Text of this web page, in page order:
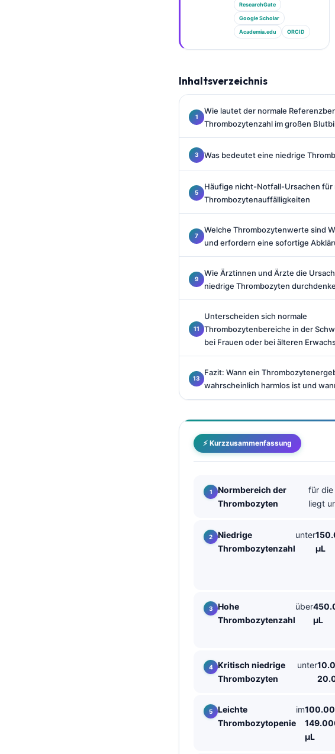
ResearchGate
Google Scholar
Academia.edu ORCID
Inhaltsverzeichnis
Wie lautet der normale
Thrombozytenzahl im großen
Was bedeutet eine niedrige
Häufige nicht-Notfall-Ursachen für
Thrombozytenauffälligkeiten
Welche Thrombozytenwerte sind
und erfordern eine sofortige
Wie Ärztinnen und Ärzte die
niedrige Thrombozyten
Unterscheiden sich normale
Thrombozytenbereiche in der
bei Frauen oder bei älteren
Fazit: Wann ein
wahrscheinlich harmlos ist und
⚡ Kurzzusammenfassung
Normbereich der
Thrombozyten
für die
liegt
Niedrige
Thrombozytenzahl
unter
µL
Hohe
Thrombozytenzahl
über
µL
Kritisch niedrige
Thrombozyten
unter
Leichte
Thrombozytopenie
im
µL